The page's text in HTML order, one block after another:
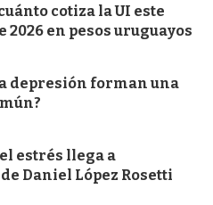
cotiza la UI este
2026 en pesos uruguayos
depresión forman una
estrés llega a
Daniel López Rosetti